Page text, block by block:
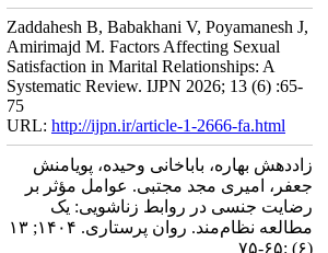
Zaddahesh B, Babakhani V, Poyamanesh J,
Amirimajd M. Factors Affecting Sexual
Satisfaction in Marital Relationships: A
Systematic Review. IJPN 2026; 13 (6) :65-
75
URL: http://ijpn.ir/article-1-2666-fa.html
زاددهش بهاره، باباخانی وحیده، پویامنش
جعفر، امیری مجد مجتبی. عوامل مؤثر بر
رضایت جنسی در روابط زناشویی: یک
مطالعه نظام‌مند. روان پرستاری. ۱۴۰۴; ۱۳
(۶) :۶۵-۷۵